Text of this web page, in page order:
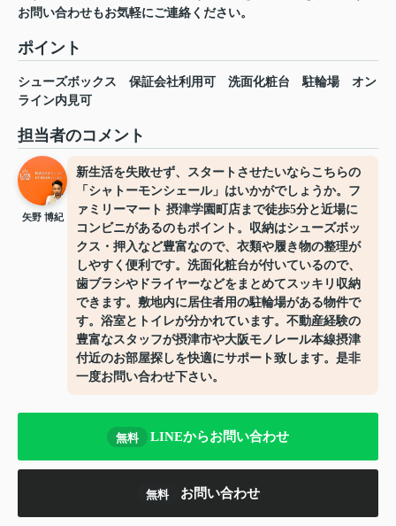
お問い合わせもお気軽にご連絡ください。
ポイント
シューズボックス 保証会社利用可 洗面化粧台 駐輪場
オン
ライン内見可
担当者のコメント
矢野 博紀
新生活を失敗せず、スタートさせたいならこちらの
「シャトーモンシェール」はいかがでしょうか。フ
ァミリーマート 摂津学園町店まで徒歩5分と近場に
コンビニがあるのもポイント。収納はシューズボッ
クス・押入など豊富なので、衣類や履き物の整理が
しやすく便利です。洗面化粧台が付いているので、
歯ブラシやドライヤーなどをまとめてスッキリ収納
できます。敷地内に居住者用の駐輪場がある物件で
す。浴室とトイレが分かれています。不動産経験の
豊富なスタッフが摂津市や大阪モノレール本線摂津
付近のお部屋探しを快適にサポート致します。是非
一度お問い合わせ下さい。
無料 LINEからお問い合わせ
無料 お問い合わせ